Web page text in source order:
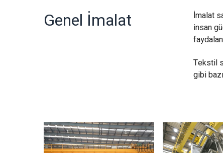
Genel İmalat
İmalat
insan
Tekstil
gibi